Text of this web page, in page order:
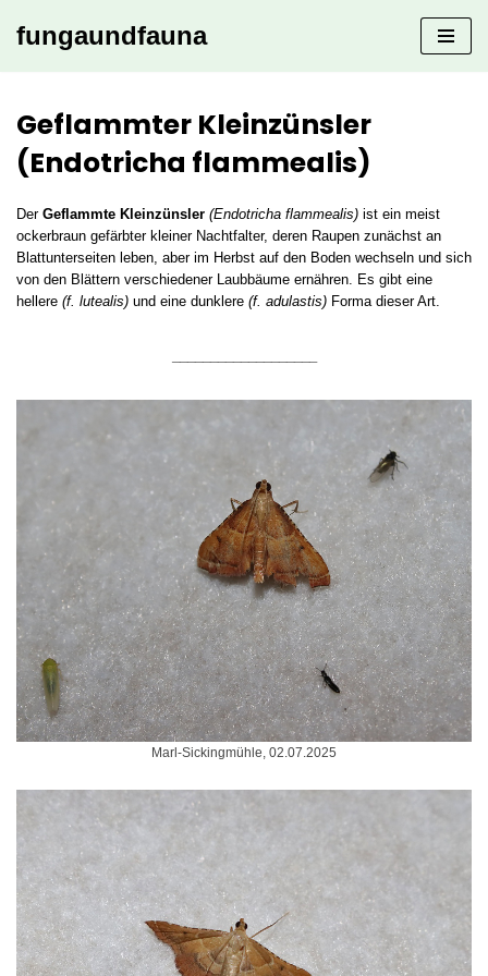
fungaundfauna
Geflammter Kleinzünsler
(Endotricha flammealis)
Der Geflammte Kleinzünsler (Endotricha flammealis) ist ein meist
ockerbraun gefärbter kleiner Nachtfalter, deren Raupen zunächst an
Blattunterseiten leben, aber im Herbst auf den Boden wechseln und sich
von den Blättern verschiedener Laubbäume ernähren. Es gibt eine
hellere (f. lutealis) und eine dunklere (f. adulastis) Forma dieser Art.
Marl-Sickingmühle, 02.07.2025